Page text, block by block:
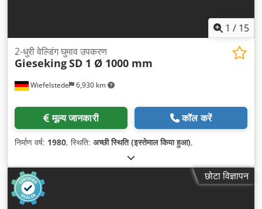
1 / 15
Wiefelstede 6,930 km
2-धुरी वेल्डिंग घुमाव उपकरण
GiesekingSD 1 Ø 1000 mm
मूल्य जानकारी कॉल करें
निर्माण वर्ष: 1980, स्थिति: अच्छी स्थिति (इस्तेमाल किया हुआ),
छोटा विज्ञापन